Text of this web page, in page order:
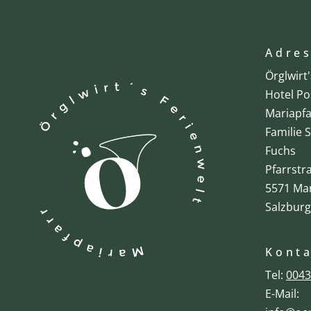
Hotel
Familie
Fuchs
5571
Tel:
E-Mail: